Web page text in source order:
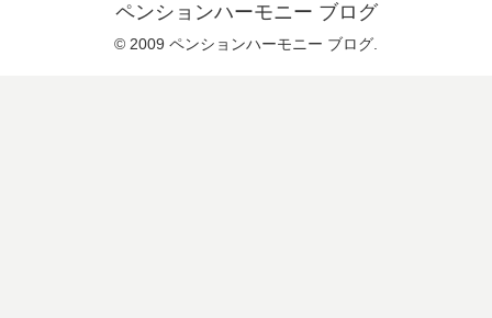
ペンションハーモニー ブログ
© 2009 ペンションハーモニー ブログ.